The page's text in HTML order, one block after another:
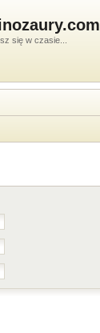
się w czasie...